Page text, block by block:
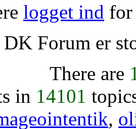
logget ind for
DK Forum er
There are
in 14101
,